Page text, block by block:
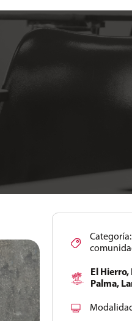
El Hierro,
Palma,